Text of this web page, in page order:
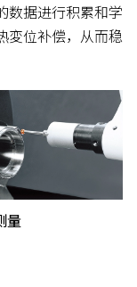
数据进行积累和学
変位补偿，从而稳
量